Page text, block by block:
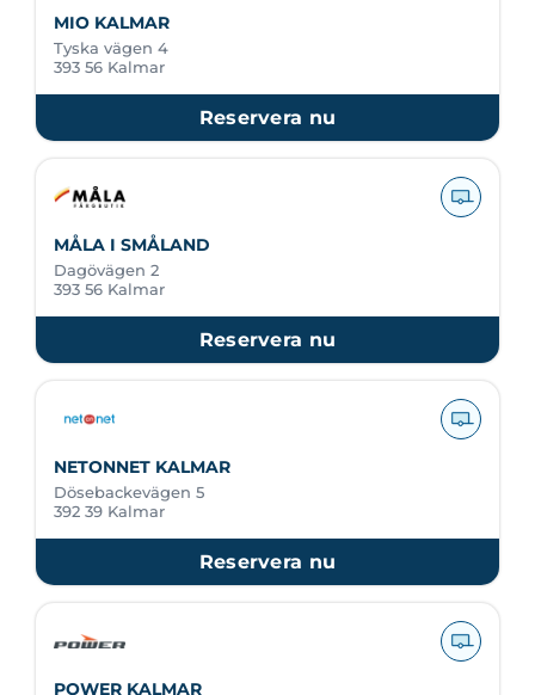
MIO KALMAR
Tyska vägen 4
393 56 Kalmar
Reservera nu
MÅLA I SMÅLAND
Dagövägen 2
393 56 Kalmar
Reservera nu
NETONNET KALMAR
Dösebackevägen 5
392 39 Kalmar
Reservera nu
POWER KALMAR